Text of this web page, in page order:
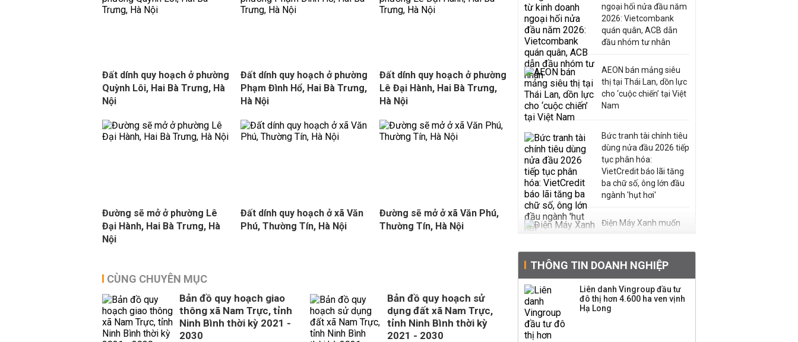
Đất dính quy hoạch ở phường
Quỳnh Lôi, Hai Bà Trưng, Hà
Nội
Đất dính quy hoạch ở phường
Phạm Đình Hổ, Hai Bà Trưng,
Hà Nội
Đất dính quy hoạch ở phường
Lê Đại Hành, Hai Bà Trưng,
Hà Nội
Đường sẽ mở ở phường Lê
Đại Hành, Hai Bà Trưng, Hà
Nội
Đất dính quy hoạch ở xã Văn
Phú, Thường Tín, Hà Nội
Đường sẽ mở ở xã Văn Phú,
Thường Tín, Hà Nội
CÙNG CHUYÊN MỤC
Bản đồ quy hoạch giao
thông xã Nam Trực, tỉnh
Ninh Bình thời kỳ 2021 -
2030
Bản đồ quy hoạch sử
dụng đất xã Nam Trực,
tỉnh Ninh Bình thời kỳ
2021 - 2030
ngoại hối nửa đầu năm
2026: Vietcombank
quán quân, ACB dẫn
đầu nhóm tư nhân
AEON bán mảng siêu
thị tại Thái Lan, dồn lực
cho ‘cuộc chiến’ tại Việt
Nam
Bức tranh tài chính tiêu
dùng nửa đầu 2026 tiếp
tục phân hóa:
VietCredit báo lãi tăng
ba chữ số, ông lớn đầu
ngành 'hụt hơi'
Điện Máy Xanh muốn
phát hành cổ phiếu với
Sau nhịp điều chỉnh
mạnh, CTCK nhìn thấy
cơ hội ở nhóm cổ phiếu
THÔNG TIN DOANH NGHIỆP
Liên danh Vingroup đầu tư
đô thị hơn 4.600 ha ven vịnh
Hạ Long